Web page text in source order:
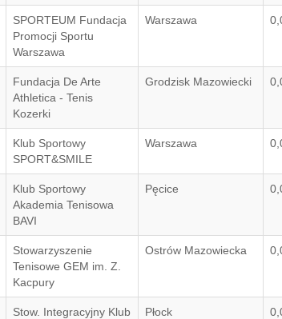
SPORTEUM Fundacja
Promocji Sportu
Warszawa
Warszawa
Fundacja De Arte
Athletica - Tenis
Kozerki
Grodzisk Mazowiecki
Klub Sportowy
SPORT&SMILE
Warszawa
Klub Sportowy
Akademia Tenisowa
BAVI
Pęcice
Stowarzyszenie
Tenisowe GEM im. Z.
Kacpury
Ostrów Mazowiecka
Stow. Integracyjny Klub
Płock